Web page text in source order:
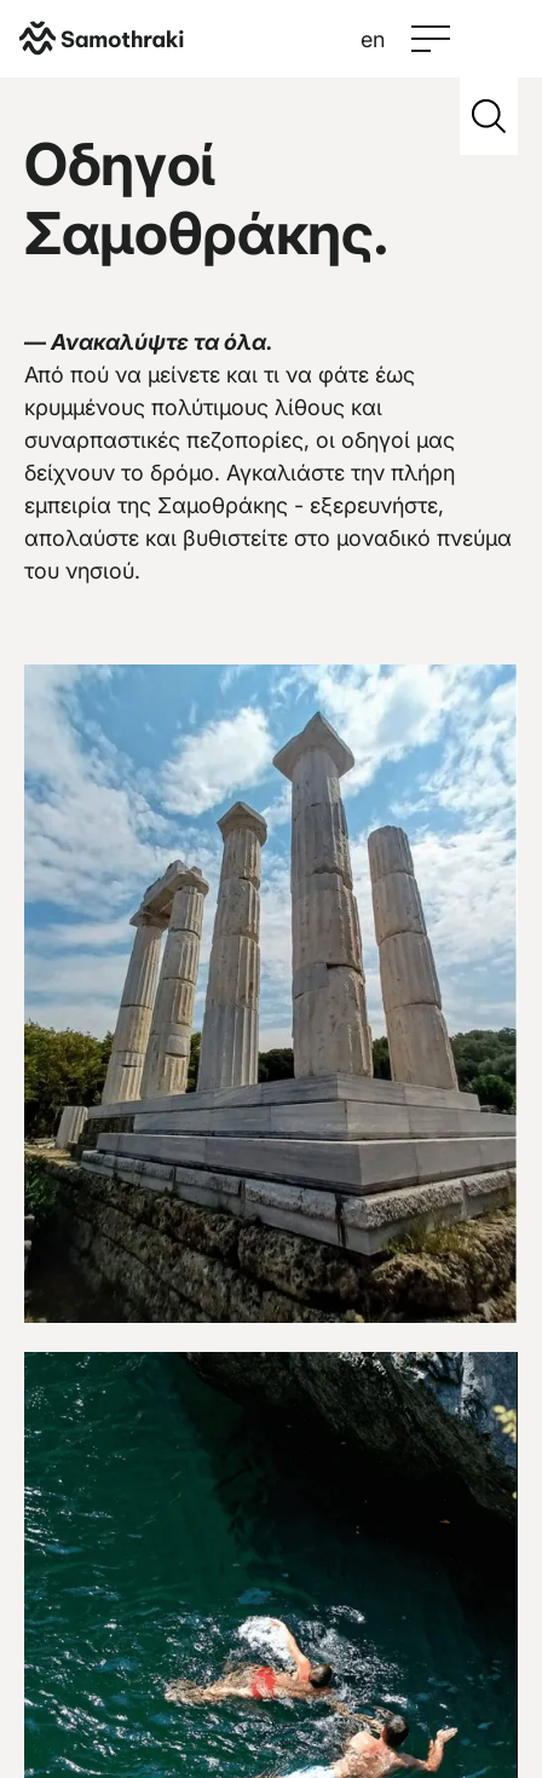
en
Vew more
Οδηγοί
Σαμοθράκης.
—Ανακαλύψτε τα όλα.
Από πού να μείνετε και τι να φάτε έως
κρυμμένους πολύτιμους λίθους και
συναρπαστικές πεζοπορίες, οι οδηγοί μας
δείχνουν το δρόμο. Αγκαλιάστε την πλήρη
εμπειρία της Σαμοθράκης - εξερευνήστε,
απολαύστε και βυθιστείτε στο μοναδικό πνεύμα
του νησιού.
Αξιοθέατα